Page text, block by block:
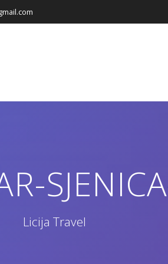
Licija Travel